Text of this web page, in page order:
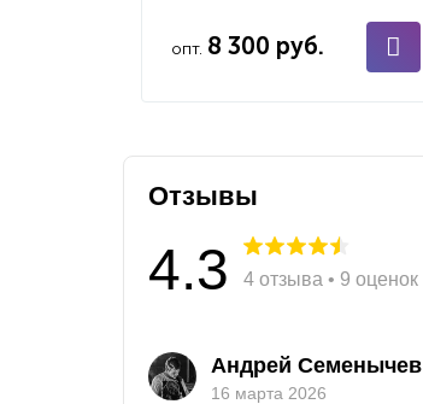
опт. 8 300 руб.
Отзывы
4.3 4 отзыва • 9 оценок
Андрей Семенычев
16 марта 2026